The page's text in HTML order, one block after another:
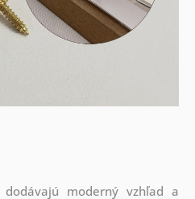
moderný vzhľad a